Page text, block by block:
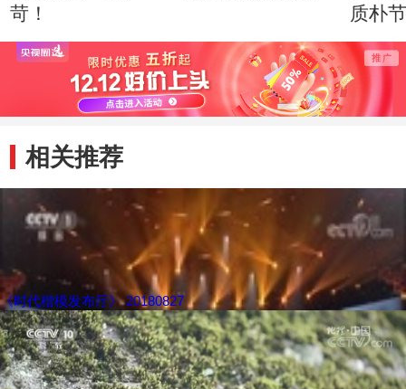
苛！
质朴节俭
乐
相关推荐
《时代楷模发布厅》 20180827